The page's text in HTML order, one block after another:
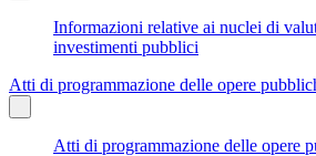
Informazioni relative ai nuclei di
investimenti pubblici
Atti di programmazione delle opere
Atti di programmazione delle opere